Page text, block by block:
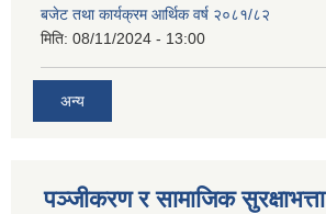
बजेट तथा कार्यक्रम आर्थिक वर्ष २०८१/८२
मिति: 08/11/2024 - 13:00
अन्य
पञ्जीकरण र सामाजिक सुरक्षाभत्ता